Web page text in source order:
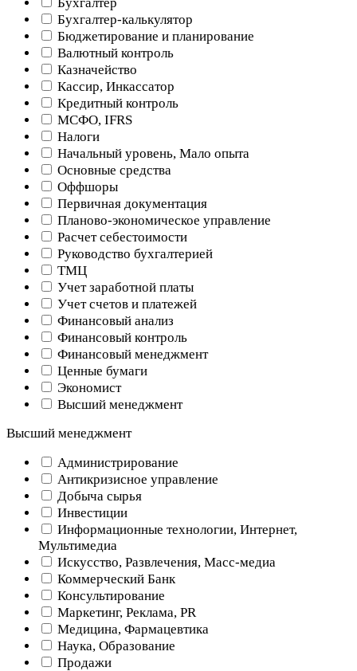
Бухгалтер-калькулятор
Бюджетирование и планирование
Валютный контроль
Казначейство
Кассир, Инкассатор
Кредитный контроль
МСФО, IFRS
Налоги
Начальный уровень, Мало опыта
Основные средства
Оффшоры
Первичная документация
Планово-экономическое управление
Расчет себестоимости
Руководство бухгалтерией
ТМЦ
Учет заработной платы
Учет счетов и платежей
Финансовый анализ
Финансовый контроль
Финансовый менеджмент
Ценные бумаги
Экономист
Высший менеджмент
Высший менеджмент
Администрирование
Антикризисное управление
Добыча cырья
Инвестиции
Информационные технологии, Интернет,
Мультимедиа
Искусство, Развлечения, Масс-медиа
Коммерческий Банк
Консультирование
Маркетинг, Реклама, PR
Медицина, Фармацевтика
Наука, Образование
Продажи